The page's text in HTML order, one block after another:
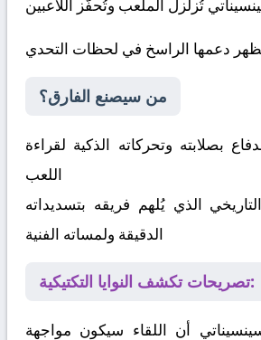
تُزلزل الملعب وتُحفّز اللاعبين
دعمها الراسخ في لحظات التحدي
من سيصنع الفارق؟
بصلابته وتحركاته الذكية لقراءة
اللعب
الذي يُلهم فريقه بتسديداته
الدقيقة ولمساته الفنية
تصريحات تكشف النوايا التكتيكية:
أن اللقاء سيكون مواجهة